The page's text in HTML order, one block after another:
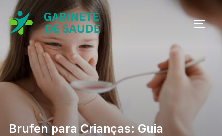
Skip
content
Brufen para Crianças: Guia